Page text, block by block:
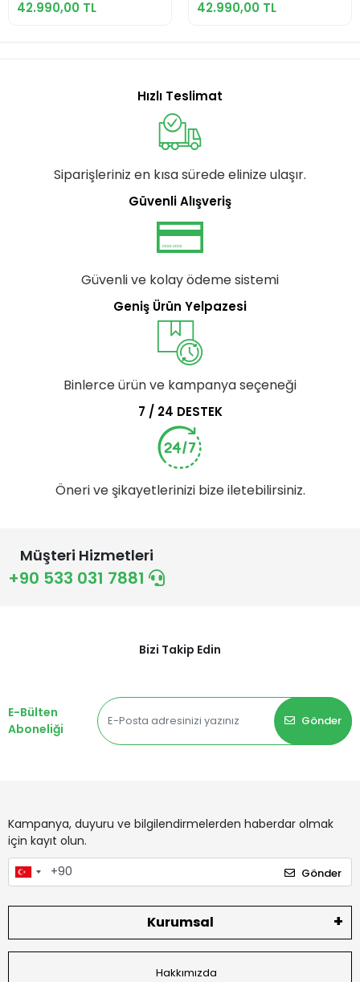
29 JANT 10 VİTES
42.990,00 TL 29 JANT 10 VİTES
CELESTE
42.990,00 TL
Hızlı Teslimat
Siparişleriniz en kısa sürede elinize ulaşır.
Güvenli Alışveriş
Güvenli ve kolay ödeme sistemi
Geniş Ürün Yelpazesi
Binlerce ürün ve kampanya seçeneği
7 / 24 DESTEK
Öneri ve şikayetlerinizi bize iletebilirsiniz.
Müşteri Hizmetleri
+90 533 031 7881
Bizi Takip Edin
E-Bülten
Aboneliği
Gönder
Kampanya, duyuru ve bilgilendirmelerden haberdar olmak
için kayıt olun.
Gönder
Kurumsal
Hakkımızda